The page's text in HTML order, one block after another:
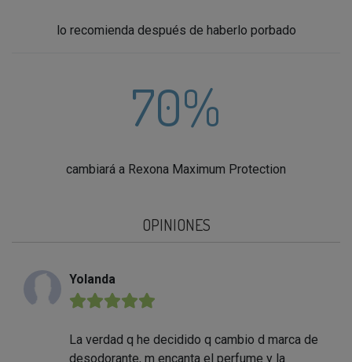
lo recomienda después de haberlo porbado
70%
cambiará a Rexona Maximum Protection
OPINIONES
Yolanda
★★★★★
La verdad q he decidido q cambio d marca de
desodorante, m encanta el perfume y la